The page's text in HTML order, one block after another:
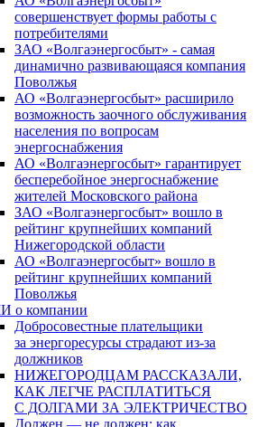
совершенствует формы работы с
потребителями
ЗАО «Волгаэнергосбыт» - самая
динамично развивающаяся компания
Поволжья
АО «Волгаэнергосбыт» расширило
возможность заочного обслуживания
населения по вопросам
энергоснабжения
АО «Волгаэнергосбыт» гарантирует
бесперебойное энергоснабжение
жителей Московского района
ЗАО «Волгаэнергосбыт» вошло в
рейтинг крупнейших компаний
Нижегородской области
АО «Волгаэнергосбыт» вошло в
рейтинг крупнейших компаний
Поволжья
о компании
Добросовестные плательщики
за энергоресурсы страдают из-за
должников
НИЖЕГОРОДЦАМ РАССКАЗАЛИ,
КАК ЛЕГЧЕ РАСПЛАТИТЬСЯ
С ДОЛГАМИ ЗА ЭЛЕКТРИЧЕСТВО